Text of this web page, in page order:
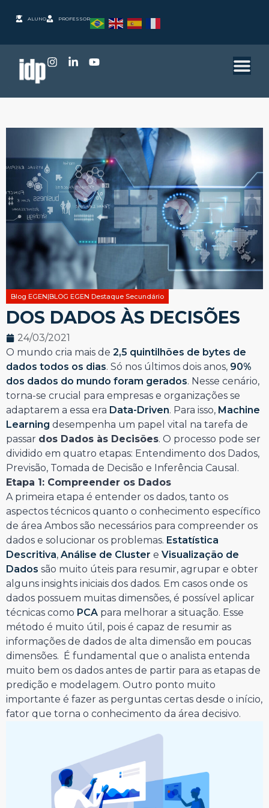
ALUNO PROFESSOR
Blog EGEN|BLOG EGEN Destaque Secundário
DOS DADOS ÀS DECISÕES
24/03/2021
O mundo cria mais de 2,5 quintilhões de bytes de
dados todos os dias. Só nos últimos dois anos, 90%
dos dados do mundo foram gerados. Nesse cenário,
torna-se crucial para empresas e organizações se
adaptarem a essa era Data-Driven. Para isso, Machine
Learning desempenha um papel vital na tarefa de
passar dos Dados às Decisões. O processo pode ser
dividido em quatro etapas: Entendimento dos Dados,
Previsão, Tomada de Decisão e Inferência Causal.
Etapa 1: Compreender os Dados
A primeira etapa é entender os dados, tanto os
aspectos técnicos quanto o conhecimento específico
de área Ambos são necessários para compreender os
dados e solucionar os problemas. Estatística
Descritiva, Análise de Cluster e Visualização de
Dados são muito úteis para resumir, agrupar e obter
alguns insights iniciais dos dados. Em casos onde os
dados possuem muitas dimensões, é possível aplicar
técnicas como PCA para melhorar a situação. Esse
método é muito útil, pois é capaz de resumir as
informações de dados de alta dimensão em poucas
dimensões. É fundamental que o analista entenda
muito bem os dados antes de partir para as etapas de
predição e modelagem. Outro ponto muito
importante é fazer as perguntas certas desde o início,
fator que torna o conhecimento da área decisivo.